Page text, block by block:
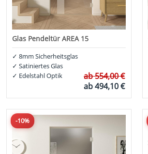
Glas Pendeltür AREA 15
✓ 8mm Sicherheitsglas
✓ Satiniertes Glas
✓ Edelstahl Optik ab554,00 €
ab494,10 €
-10%